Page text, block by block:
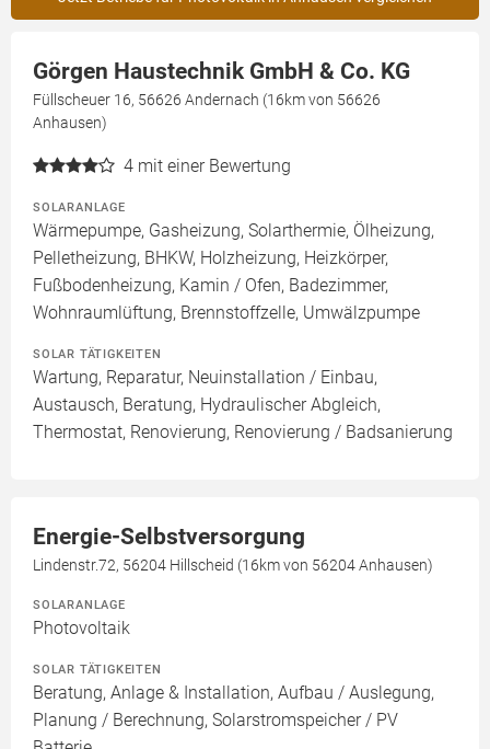
Görgen Haustechnik GmbH & Co. KG
Füllscheuer 16, 56626 Andernach (16km von 56626
Anhausen)
4 mit einer Bewertung
SOLARANLAGE
Wärmepumpe, Gasheizung, Solarthermie, Ölheizung,
Pelletheizung, BHKW, Holzheizung, Heizkörper,
Fußbodenheizung, Kamin / Ofen, Badezimmer,
Wohnraumlüftung, Brennstoffzelle, Umwälzpumpe
SOLAR TÄTIGKEITEN
Wartung, Reparatur, Neuinstallation / Einbau,
Austausch, Beratung, Hydraulischer Abgleich,
Thermostat, Renovierung, Renovierung / Badsanierung
Energie-Selbstversorgung
Lindenstr.72, 56204 Hillscheid (16km von 56204 Anhausen)
SOLARANLAGE
Photovoltaik
SOLAR TÄTIGKEITEN
Beratung, Anlage & Installation, Aufbau / Auslegung,
Planung / Berechnung, Solarstromspeicher / PV